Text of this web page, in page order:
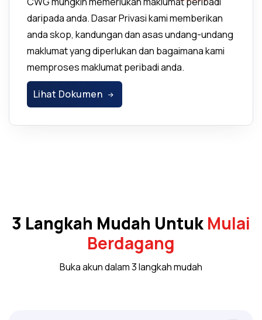
daripada anda. Dasar Privasi kami memberikan
anda skop, kandungan dan asas undang-undang
maklumat yang diperlukan dan bagaimana kami
memproses maklumat peribadi anda.
Lihat Dokumen
3 Langkah Mudah Untuk Mulai
Berdagang
Buka akun dalam 3 langkah mudah